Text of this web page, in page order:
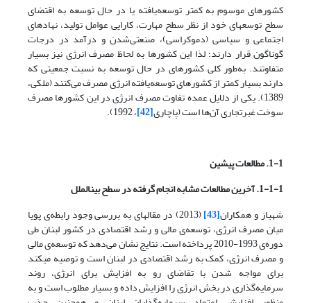
کشورهای موسوم به کمتر توسعه‌یافته یا در حال توسعه به اقتضای
سطح توسعه­ای خود از نظر سطح مهارت، کارایی عوامل تولید، نهادهای
اجتماعی و سیاسی (دموکراسی)، صنعتی‌شدن و درآمد در درجات
گوناگون قرار دارند؛ لذا این کشورها به لحاظ مصرف انرژی نیز بسیار
متفاوتند. به‌طور کلی کشورهای در حال توسعه به نسبت جمعیتی که
دارند بسیار کمتر از کشورهای توسعه‌یافته انرژی مصرف می‌کنند (ملکی،
1389). یکی از دلایل عمده تفاوت مصرف انرژی در این کشورها مصرف
سوخت غیرتجاری آن‌ها است (پاچاری[42] ، 1992).
1-1. مطالعات پیشین
1-1-1. آخرین مطالعات مشابه انجام گرفته در سطح بین­الملل
شهباز و همکاران[43] (2013) در مقاله­ای به بررسی وجود رابطه‌ی پویا
میان مصرف انرژی، توسعه‌ی مالی و رشد اقتصادی در کشور لبنان طی
دوره‌ی 1993-2010 پرداخته است. نتایج نشان می‌دهد که توسعه‌ی مالی
و مصرف انرژی، کمک به رشد اقتصادی در لبنان است و توصیه می­کند
برای مواجه شدن با تقاضای رو به افزایش برای انرژی، روند
سرمایه‌گذاری در بخش انرژی را افزایش داده و بسیار مطلوب است و به